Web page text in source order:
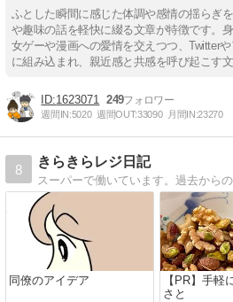
ふとした瞬間に感じた体調や感情の揺らぎ
や趣味の話を軽快に綴る文章が特徴です。
女ゲーや漫画への愛情を交えつつ、Twitter
に組み込まれ、親近感と共感を呼び起こす
1623071 249
週間IN:5020 週間OUT:33090 月間IN:23270
8
きらきらレジ日記
同僚のアイデア
【PR】手軽
さと